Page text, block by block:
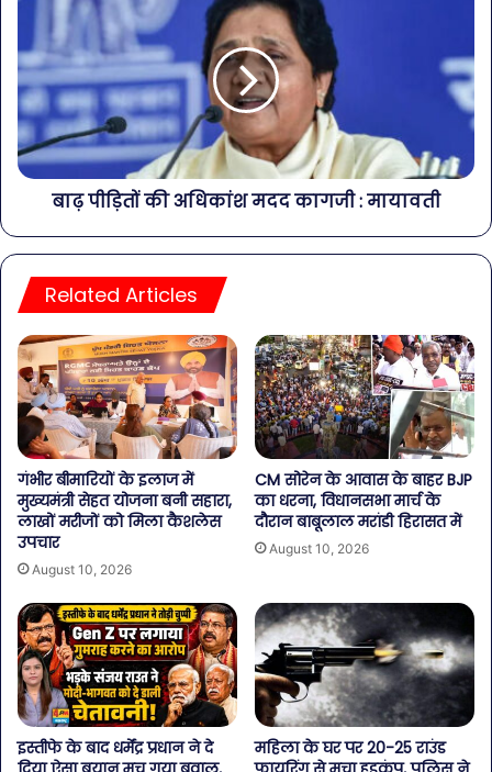
बाढ़ पीड़ितों की अधिकांश मदद कागजी : मायावती
Related Articles
गंभीर बीमारियों के इलाज में
मुख्यमंत्री सेहत योजना बनी सहारा,
लाखों मरीजों को मिला कैशलेस
उपचार
August 10, 2026
CM सोरेन के आवास के बाहर BJP
का धरना, विधानसभा मार्च के
दौरान बाबूलाल मरांडी हिरासत में
August 10, 2026
इस्तीफे के बाद धर्मेंद्र प्रधान ने दे
महिला के घर पर 20-25 राउंड